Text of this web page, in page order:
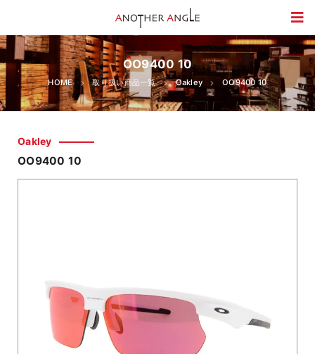
OO9400 10
HOME 取り扱い商品一覧 Oakley OO9400 10
Oakley
OO9400 10